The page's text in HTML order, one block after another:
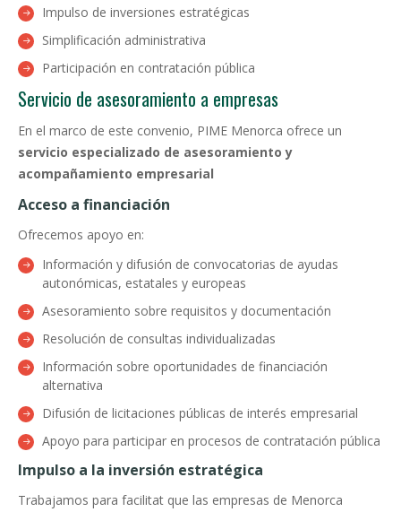
Impulso de inversiones estratégicas
Simplificación administrativa
Participación en contratación pública
Servicio de asesoramiento a empresas
En el marco de este convenio, PIME Menorca ofrece un
servicio especializado de asesoramiento y
acompañamiento empresarial
Acceso a financiación
Ofrecemos apoyo en:
Información y difusión de convocatorias de ayudas
autonómicas, estatales y europeas
Asesoramiento sobre requisitos y documentación
Resolución de consultas individualizadas
Información sobre oportunidades de financiación
alternativa
Difusión de licitaciones públicas de interés empresarial
Apoyo para participar en procesos de contratación pública
Impulso a la inversión estratégica
Trabajamos para facilitat que las empresas de Menorca